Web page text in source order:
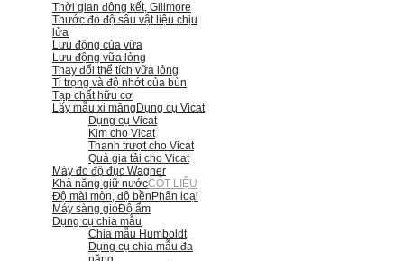
Thời gian đông kết, Gillmore
Thước đo độ sâu vật liệu chịu
lửa
Lưu động của vữa
Lưu động vữa lỏng
Thay đổi thể tích vữa lỏng
Tỉ trọng và độ nhớt của bùn
Tạp chất hữu cơ
Lấy mẫu xi măng Dụng cụ Vicat
Dụng cụ Vicat
Kim cho Vicat
Thanh trượt cho Vicat
Quả gia tải cho Vicat
Máy đo độ đục Wagner
Khả năng giữ nướcCỐT LIỆU
Độ mài mòn, độ bền Phân loại
Máy sàng gióĐộ ẩm
Dụng cụ chia mẫu
Chia mẫu Humboldt
Dụng cụ chia mẫu đa